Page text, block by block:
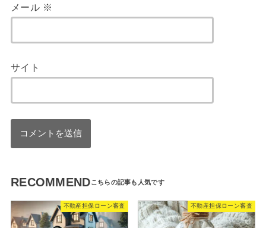
メール ※
サイト
RECOMMEND
不動産担保ローン審査 不動産担保ローン審査